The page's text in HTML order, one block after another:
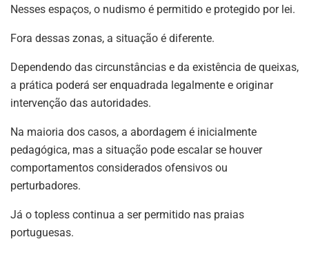
Nesses espaços, o nudismo é permitido e protegido por lei.
Fora dessas zonas, a situação é diferente.
Dependendo das circunstâncias e da existência de queixas,
a prática poderá ser enquadrada legalmente e originar
intervenção das autoridades.
Na maioria dos casos, a abordagem é inicialmente
pedagógica, mas a situação pode escalar se houver
comportamentos considerados ofensivos ou
perturbadores.
Já o topless continua a ser permitido nas praias
portuguesas.